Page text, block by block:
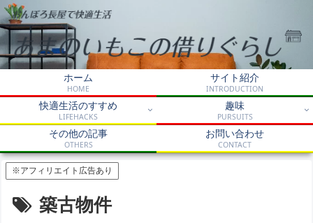
ホーム
HOME
サイト紹介
INTRODUCTION
快適生活のすすめ
LIFEHACKS
趣味
PURSUITS
その他の記事
OTHERS
お問い合わせ
CONTACT
※アフィリエイト広告あり
築古物件